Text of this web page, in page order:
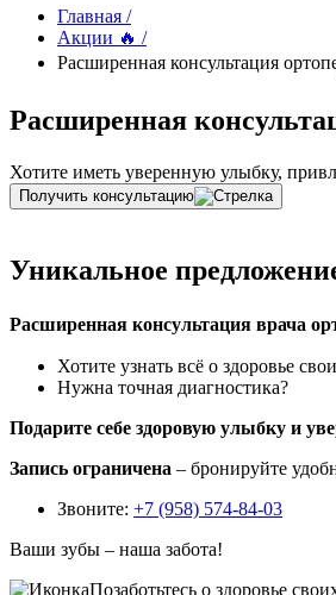
Главная /
Акции 🔥 /
Расширенная консультация
Расширенная
Хотите иметь уверенную улыбку,
Получить консультацию
Уникальное
Расширенная консультация врача
Хотите узнать всё о здоровье
Нужна точная диагностика?
Подарите себе здоровую улыбку и
Запись ограничена – бронируйте
Звоните: +7 (958) 574-84-03
Ваши зубы – наша забота!
Позаботьтесь о здоровье